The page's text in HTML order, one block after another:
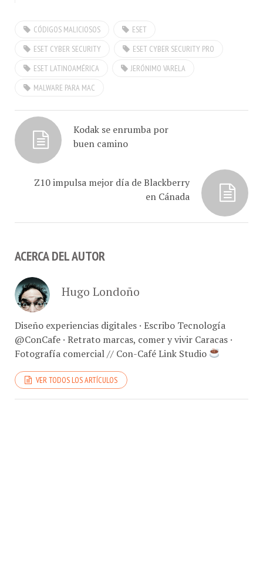
desde Caracas, para
informe de seguridad de
#ConCafeRADIO.
#ConCafeRADIO y…
CÓDIGOS MALICIOSOS
ESET
ESET CYBER SECURITY
ESET CYBER SECURITY PRO
ESET LATINOAMÉRICA
JERÓNIMO VARELA
MALWARE PARA MAC
Kodak se enrumba por
buen camino
Z10 impulsa mejor día de Blackberry
en Cánada
ACERCA DEL AUTOR
Hugo Londoño
Diseño experiencias digitales · Escribo Tecnología
@ConCafe · Retrato marcas, comer y vivir Caracas ·
Fotografía comercial // Con-Café Link Studio
VER TODOS LOS ARTÍCULOS